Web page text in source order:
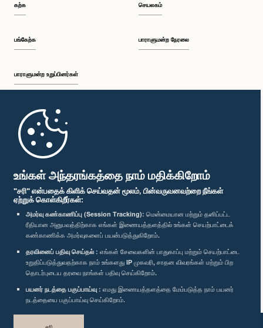
உங்கள் அந்தரங்கத்தை நாம் மதிக்கிறோம்
"சரி" என்பதைக் கிளிக் செய்வதன் மூலம், பின்வருவனவற்றை நீங்கள்
ஏற்றுக் கொள்கிறீர்கள்:
அமர்வு கண்காணிப்பு (Session Tracking): மென்மையான மற்றும் தனிப்பட்ட
ரீதியான அனுபவத்திற்காக எங்கள் இணையத்தளத்தில் உங்கள் செயற்பாட்டைக்
கண்காணிக்க அமர்வுகளைப் பயன்படுத்துகிறோம்.
தரவினைப் பதிவு செய்தல் : எங்கள் சேவைகளின் பாதுகாப்பு மற்றும் செயற்பாட்டை
உறுதிப்படுத்துவதற்காக நாம் உங்களது IP முகவரி, சாதன விவரங்கள் மற்றும் பிற
தொடர்புடைய தரவை நாங்கள் பதிவு செய்கிறோம்.
பயனர் நடத்தை பகுப்பாய்வு : எமது இணையத்தளத்தை மேம்படுத்த நாம் பயனர்
நடத்தையை பகுப்பாய்வு செய்கிறோம்.
கற்க
பங்கேற்க
பாராளுமன்ற உறுப்பினர்கள்
முதற்பக்கம்
செயலகம்
பாராளுமன்ற நேரலை
பாராளுமன்ற கையடக்க செயலி
எம்மை பின்தொடர்க :
விருதுகள்
தனியுரிமைக் கொள்கை